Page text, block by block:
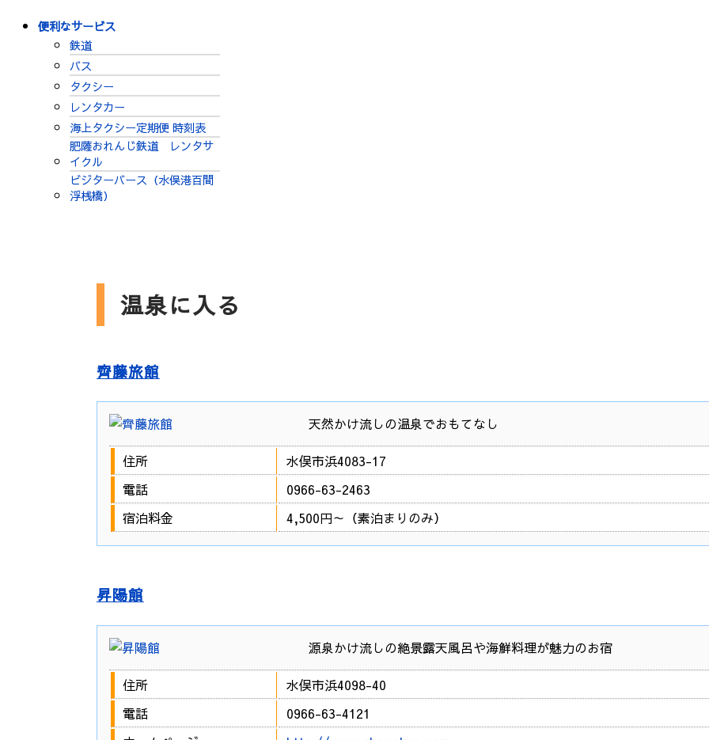
便利なサービス
鉄道
バス
タクシー
レンタカー
海上タクシー定期便 時刻表
肥薩おれんじ鉄道 レンタサ
イクル
ビジターバース（水俣港百間
浮桟橋）
温泉に入る
齊藤旅館
天然かけ流しの温泉でおもてなし
住所
水俣市浜4083-17
電話
0966-63-2463
宿泊料金
4,500円～（素泊まりのみ）
昇陽館
源泉かけ流しの絶景露天風呂や海鮮料理が魅力のお宿
住所
水俣市浜4098-40
電話
0966-63-4121